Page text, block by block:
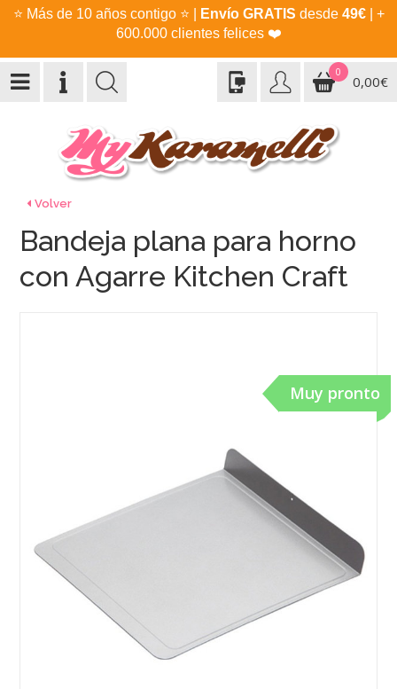
⭐ Más de 10 años contigo ⭐ Envío GRATIS desde 49€| +
600.000 clientes felices ❤️
0
0,00€
Volver
Muy pronto
Bandeja plana para horno
con Agarre Kitchen Craft